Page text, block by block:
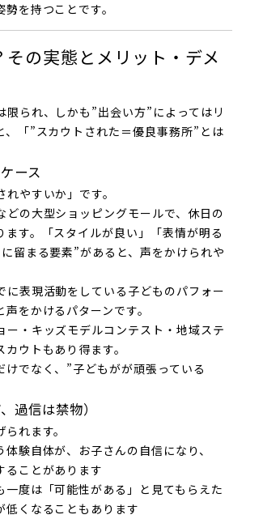
を持つことです。
の実態とメリット・デメ
られ、しかも”出会い方”によってはリ
「”スカウトされた＝優良事務所”とは
ース
やすいか」です。
どの大型ショッピングモールで、休日の
す。「スタイルが良い」「表情が明る
留まる要素”があると、声をかけられや
に表現活動をしている子どものパフォー
をかけるパターンです。
ー・キッズモデルコンテスト・地域ステ
ウトもあり得ます。
でなく、”子どもがが頑張っている
過信は禁物）
れます。
験自体が、お子さんの自信になり、
ることがあります
一度は「可能性がある」と見てもらえた
くなることもあります